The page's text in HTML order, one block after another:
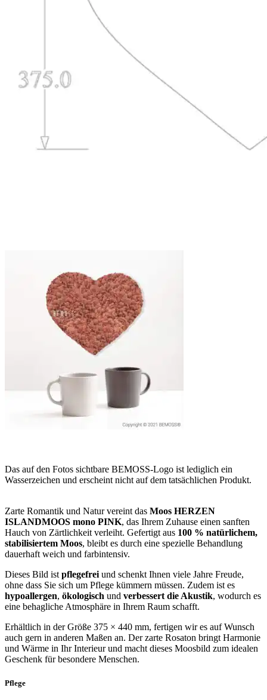
Das auf den Fotos sichtbare BEMOSS-Logo ist lediglich ein
Wasserzeichen und erscheint nicht auf dem tatsächlichen Produkt.
Zarte Romantik und Natur vereint das Moos HERZEN
ISLANDMOOS mono PINK, das Ihrem Zuhause einen sanften
Hauch von Zärtlichkeit verleiht. Gefertigt aus 100 % natürlichem,
stabilisiertem Moos, bleibt es durch eine spezielle Behandlung
dauerhaft weich und farbintensiv.
Dieses Bild ist pflegefrei und schenkt Ihnen viele Jahre Freude,
ohne dass Sie sich um Pflege kümmern müssen. Zudem ist es
hypoallergen, ökologisch und verbessert die Akustik, wodurch es
eine behagliche Atmosphäre in Ihrem Raum schafft.
Erhältlich in der Größe 375 × 440 mm, fertigen wir es auf Wunsch
auch gern in anderen Maßen an. Der zarte Rosaton bringt Harmonie
und Wärme in Ihr Interieur und macht dieses Moosbild zum idealen
Geschenk für besondere Menschen.
Pflege